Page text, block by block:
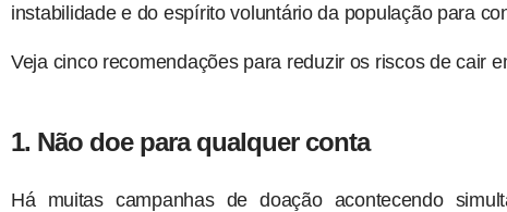
instabilidade e do espírito voluntário da população para
Veja cinco recomendações para reduzir os riscos de cair
1. Não doe para qualquer conta
Há muitas campanhas de doação acontecendo